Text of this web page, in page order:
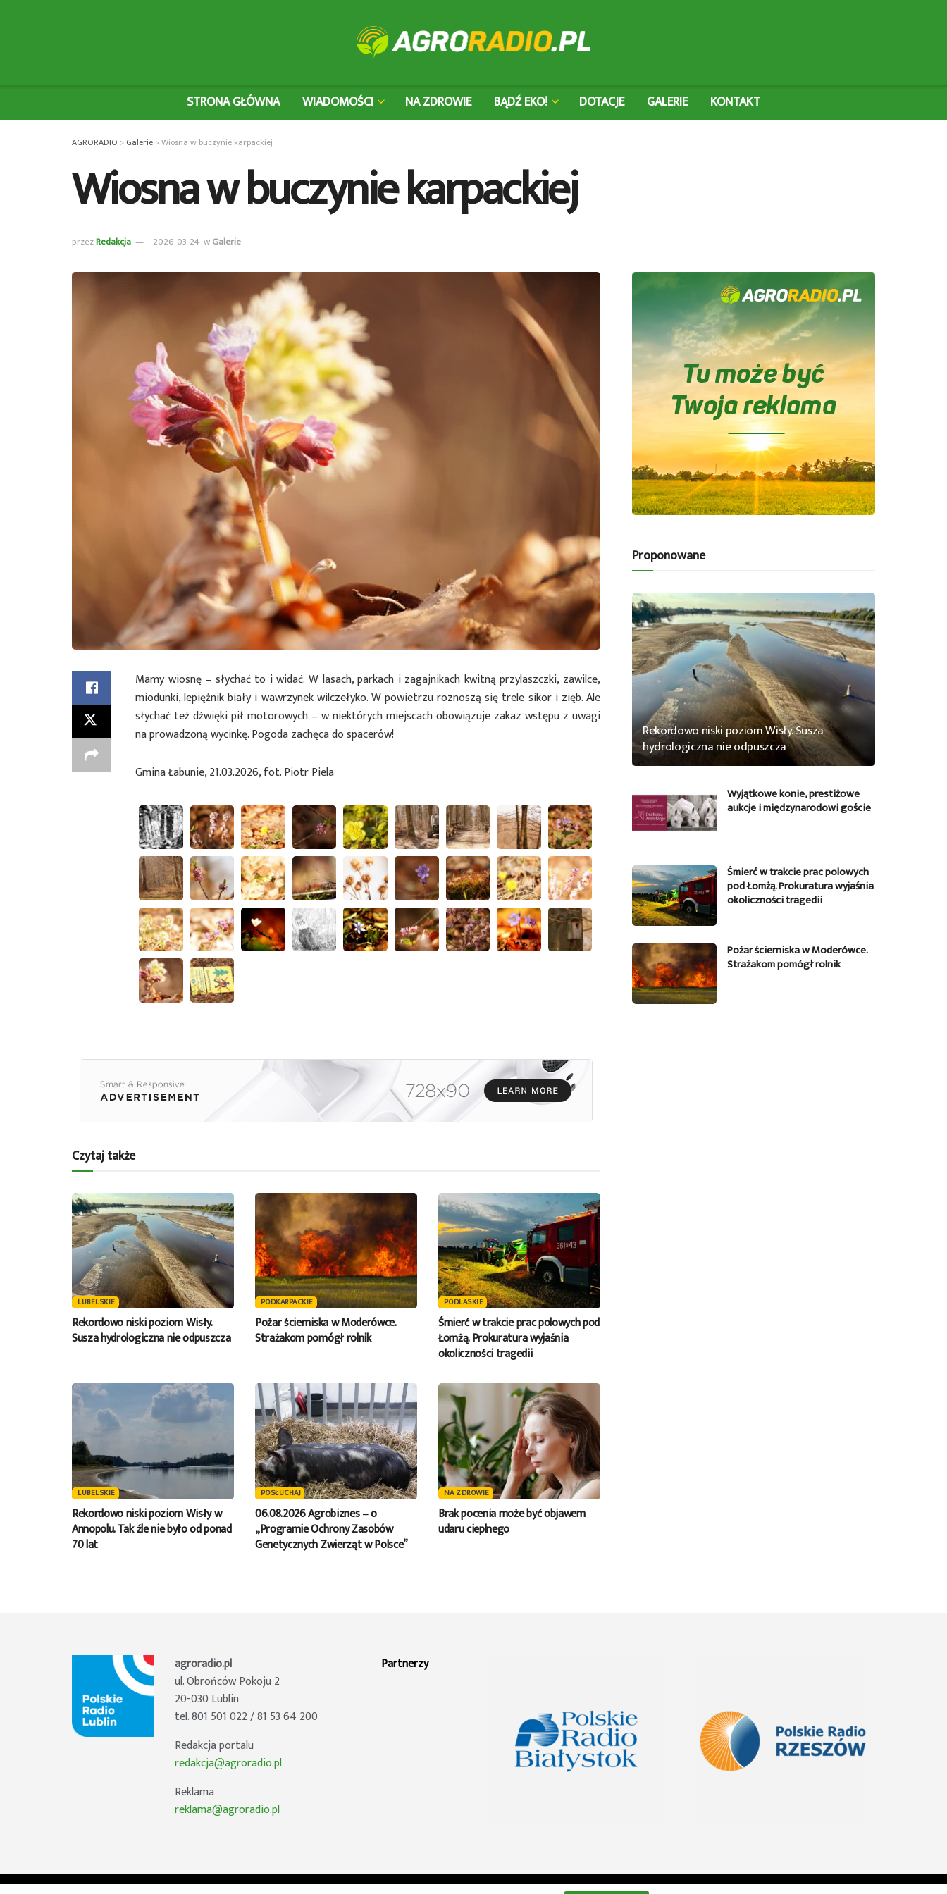
STRONA GŁÓWNA WIADOMOŚCI NA ZDROWIE BĄDŹ EKO! DOTACJE GALERIE KONTAKT
AGRORADIO > Galerie >Wiosna w buczynie karpackiej
Wiosna w buczynie karpackiej
przezRedakcja 2026-03-24 wGalerie
Mamy wiosnę – słychać to i widać. W lasach, parkach i zagajnikach kwitną przylaszczki, zawilce,
miodunki, lepiężnik biały i wawrzynek wilczełyko. W powietrzu roznoszą się trele sikor i zięb. Ale
słychać też dźwięki pił motorowych – w niektórych miejscach obowiązuje zakaz wstępu z uwagi
na prowadzoną wycinkę. Pogoda zachęca do spacerów!
Gmina Łabunie, 21.03.2026, fot. Piotr Piela
Czytaj także
LUBELSKIE
Rekordowo niski poziom Wisły.
Susza hydrologiczna nie odpuszcza
PODKARPACKIE
Pożar ścierniska w Moderówce.
Strażakom pomógł rolnik
PODLASKIE
Śmierć w trakcie prac polowych pod
Łomżą. Prokuratura wyjaśnia
okoliczności tragedii
LUBELSKIE
Rekordowo niski poziom Wisły w
Annopolu. Tak źle nie było od ponad
70 lat
POSŁUCHAJ
06.08.2026 Agrobiznes – o
„Programie Ochrony Zasobów
Genetycznych Zwierząt w Polsce”
NA ZDROWIE
Brak pocenia może być objawem
udaru cieplnego
Proponowane
Rekordowo niski poziom Wisły. Susza
hydrologiczna nie odpuszcza
Wyjątkowe konie, prestiżowe
aukcje i międzynarodowi goście
Śmierć w trakcie prac polowych
pod Łomżą. Prokuratura wyjaśnia
okoliczności tragedii
Pożar ścierniska w Moderówce.
Strażakom pomógł rolnik
agroradio.pl
ul. Obrońców Pokoju 2
20-030 Lublin
tel. 801 501 022 / 81 53 64 200
Redakcja portalu
redakcja@agroradio.pl
Reklama
reklama@agroradio.pl
Partnerzy